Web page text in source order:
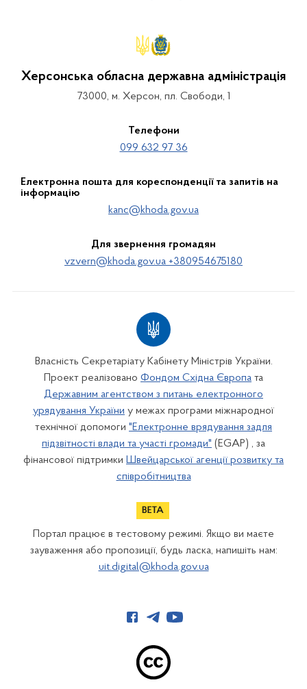
Херсонська обласна державна адміністрація
73000, м. Херсон, пл. Свободи, 1
Телефони
099 632 97 36
Електронна пошта для кореспонденції та запитів на
інформацію
kanc@khoda.gov.ua
Для звернення громадян
vzvern@khoda.gov.ua +380954675180
Власність Секретаріату Кабінету Міністрів України.
Проект реалізовано Фондом Східна Європа та
Державним агентством з питань електронного
урядування України у межах програми міжнародної
технічної допомоги "Електронне врядування задля
підзвітності влади та участі громади" (EGAP) , за
фінансової підтримки Швейцарської агенції розвитку та
співробітництва
Портал працює в тестовому режимі. Якщо ви маєте
зауваження або пропозиції, будь ласка, напишіть нам:
uit.digital@khoda.gov.ua